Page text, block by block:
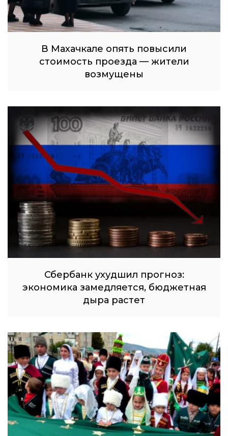
В Махачкале опять повысили
стоимость проезда — жители
возмущены
Сбербанк ухудшил прогноз:
экономика замедляется, бюджетная
дыра растет